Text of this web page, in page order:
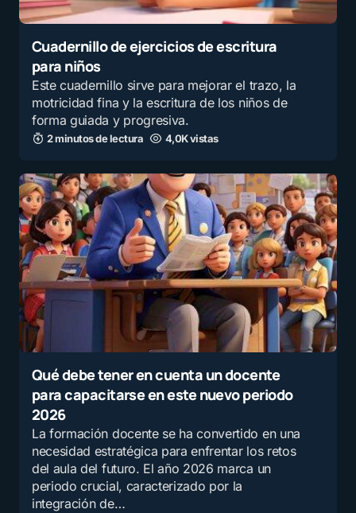
Cuadernillo de ejercicios de escritura
para niños
Este cuadernillo sirve para mejorar el trazo, la
motricidad fina y la escritura de los niños de
forma guiada y progresiva.
2 minutos de lectura 4,0K vistas
Qué debe tener en cuenta un docente
para capacitarse en este nuevo periodo
2026
La formación docente se ha convertido en una
necesidad estratégica para enfrentar los retos
del aula del futuro. El año 2026 marca un
periodo crucial, caracterizado por la
integración de…